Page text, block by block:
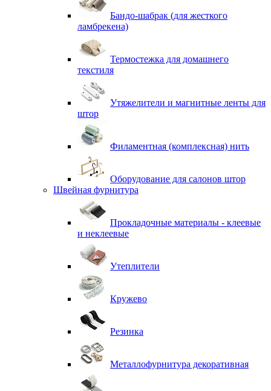
Бандо-шабрак (для жесткого
ламбрекена)
Термостежка для домашнего
текстиля
Утяжелители и магнитные ленты для
штор
Филаментная (комплексная) нить
Оборудование для салонов штор
Швейная фурнитура
Прокладочные материалы - клеевые
и неклеевые
Утеплители
Кружево
Резинка
Металлофурнитура декоративная